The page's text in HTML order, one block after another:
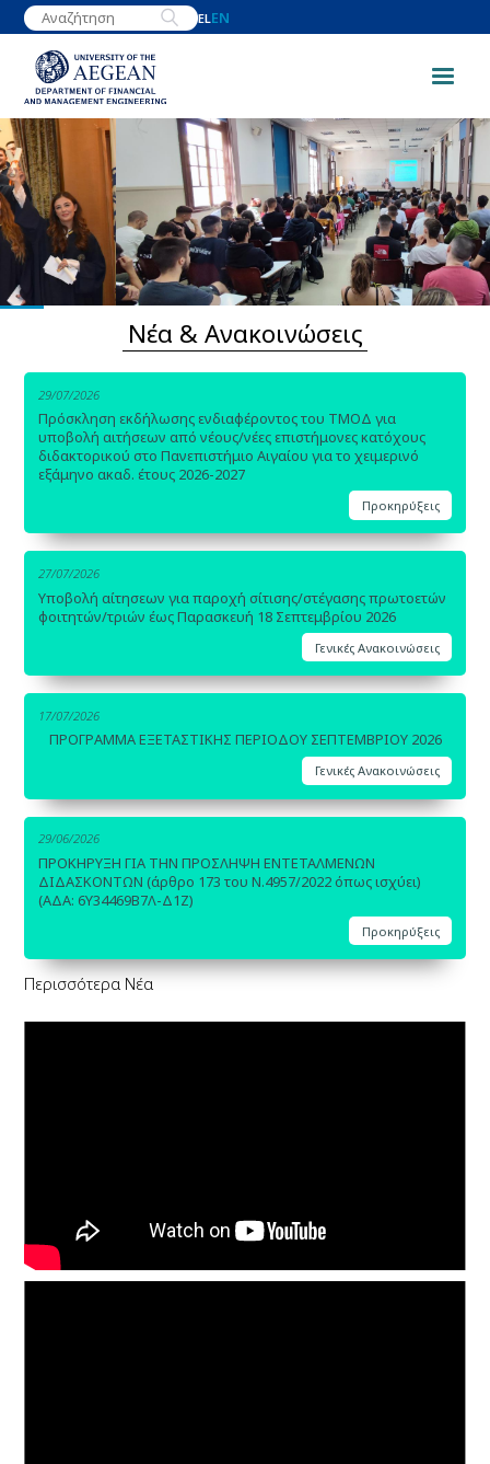
Skip
to
content
ELEN
Image
Νέα & Ανακοινώσεις
29/07/2026
Πρόσκληση εκδήλωσης ενδιαφέροντος του ΤΜΟΔ για
υποβολή αιτήσεων από νέους/νέες επιστήμονες κατόχους
διδακτορικού στο Πανεπιστήμιο Αιγαίου για το χειμερινό
εξάμηνο ακαδ. έτους 2026-2027
Προκηρύξεις
27/07/2026
Υποβολή αίτησεων για παροχή σίτισης/στέγασης πρωτοετών
φοιτητών/τριών έως Παρασκευή 18 Σεπτεμβρίου 2026
Γενικές Ανακοινώσεις
17/07/2026
ΠΡΟΓΡΑΜΜΑ ΕΞΕΤΑΣΤΙΚΗΣ ΠΕΡΙΟΔΟΥ ΣΕΠΤΕΜΒΡΙΟΥ 2026
Γενικές Ανακοινώσεις
29/06/2026
ΠΡΟΚΗΡΥΞΗ ΓΙΑ ΤΗΝ ΠΡΟΣΛΗΨΗ ΕΝΤΕΤΑΛΜΕΝΩΝ
ΔΙΔΑΣΚΟΝΤΩΝ (άρθρο 173 του Ν.4957/2022 όπως ισχύει)
(ΑΔΑ: 6Υ34469Β7Λ-Δ1Ζ)
Προκηρύξεις
Περισσότερα Νέα